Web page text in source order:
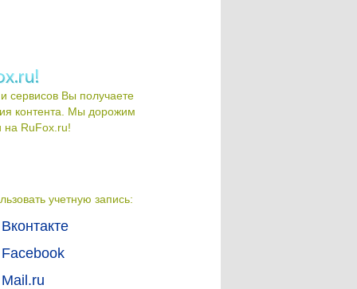
сервисов Вы получаете
контента. Мы дорожим
RuFox.ru!
учетную запись:
Вконтакте
Facebook
Mail.ru